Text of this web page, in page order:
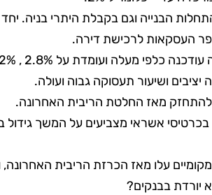
הבנייה וגם בקבלת היתרי בניה.
העסקאות לרכישת דירה.
בכרטיסי אשראי מצביעים על המשך
יורדת בבנקים?